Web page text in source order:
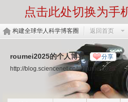
点击此处切换为手
构建全球华人科学博客圈 返回首页
roumei2025的个人博客 分享
http://blog.sciencenet.cn/u/roumei2025